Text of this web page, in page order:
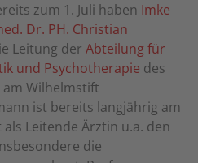
zum 1. Juli haben Imke
Dr. PH. Christian
Leitung der Abteilung für
und Psychotherapie des
am Wilhelmstift
ist bereits langjährig am
Leitende Ärztin u.a. den
die